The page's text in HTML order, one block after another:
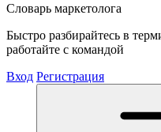
Словарь маркетолога
Быстро разбирайтесь в
работайте с командой
Вход Регистрация